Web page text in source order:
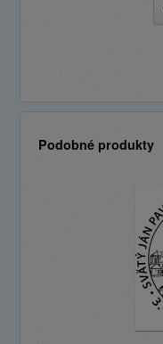
Podobné produkty